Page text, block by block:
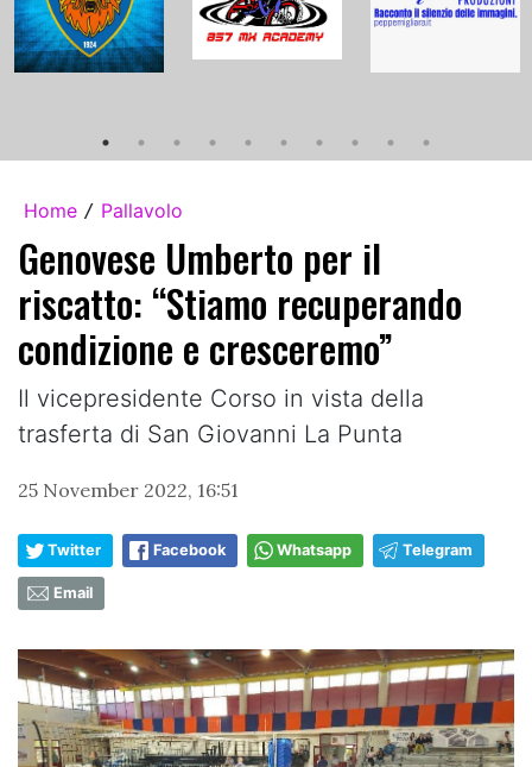
Home / Pallavolo
Genovese Umberto per il
riscatto: “Stiamo recuperando
condizione e cresceremo”
Il vicepresidente Corso in vista della
trasferta di San Giovanni La Punta
25 November 2022, 16:51
Twitter Facebook Whatsapp Telegram
Email